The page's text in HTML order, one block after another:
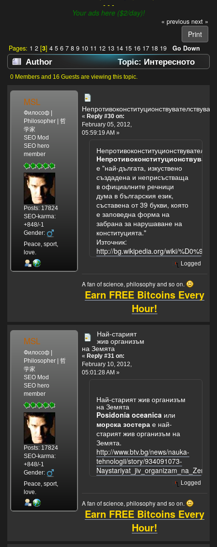
- - -
Your ads here ($2/day)!
« previous next »
Print
Pages: 1 2[3] 4 5 6 7 8 9 10 11 12 13 14 15 16 17 18 19 Go Down
Author
Topic: Интересното
от света на науката (Read 172617 times)
0 Members and 16 Guests are viewing this topic.
MSL
Философ |
Philosopher | 哲
学家
SEO Mod
SEO hero
member
Posts: 17824
SEO-karma:
+848/-1
Gender:
Peace, sport,
love.
« Reply #30 on:
February 05, 2012,
05:59:19 AM »
е "най-дългата, изкуствено
създадена и неприсъстваща
в официалните речници
дума в българския език,
съставена от 39 букви, която
е заповедна форма на
забрана за нарушаване на
конституцията."
Източник:
http://bg.wikipedia.org/wiki/
Logged
A fan of science, philosophy and so on.
Earn FREE Bitcoins Every
Hour!
MSL
Философ |
Philosopher | 哲
学家
SEO Mod
SEO hero
member
Posts: 17824
SEO-karma:
+848/-1
Gender:
Peace, sport,
love.
Най-старият
жив организъм
на Земята
« Reply #31 on:
February 10, 2012,
05:01:28 AM »
Най-старият жив организъм
на Земята
Posidonia oceanica или
морска зостера е най-
старият жив организъм на
Земята.
http://www.btv.bg/news/nauka-
tehnologii/story/934091073-
Logged
A fan of science, philosophy and so on.
Earn FREE Bitcoins Every
Hour!